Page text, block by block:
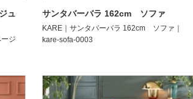
ジュ
ジ
サンタバーバラ 162cm ソファ
KARE｜サンタバーバラ 162cm ソファ｜
kare-sofa-0003